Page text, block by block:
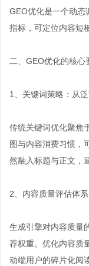
GEO优化是一个动态
指标，可定位内容短
二、GEO优化的核心
1、关键词策略：从
传统关键词优化聚焦
图与内容消费习惯，
然融入标题与正文，
2、内容质量评估体
生成引擎对内容质量
荐权重。优化内容质
动端用户的碎片化阅